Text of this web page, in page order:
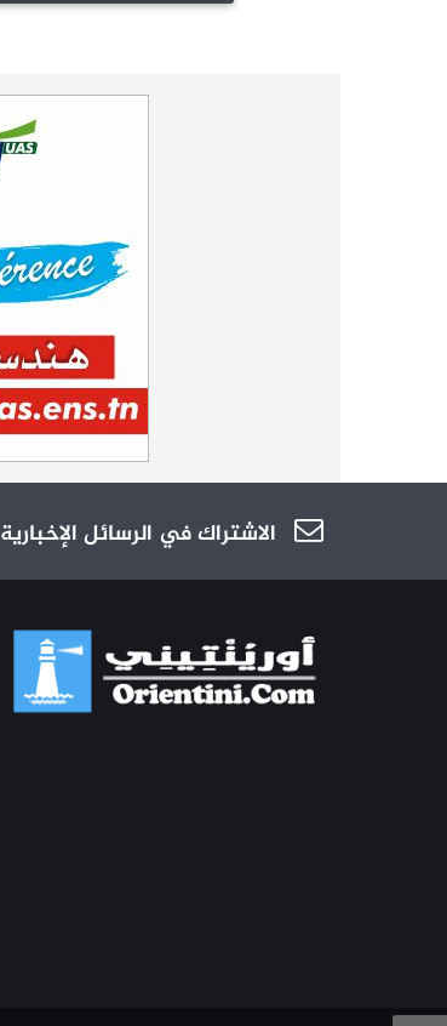
الاشتراك في الرسائل الإخبارية